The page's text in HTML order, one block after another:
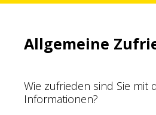
Allgemeine
Wie zufrieden sind Sie mit
Informationen?